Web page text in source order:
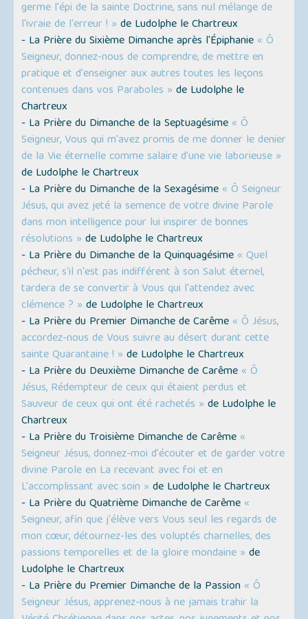
germe l'épi de la sainte Doctrine, sans nul mélange de
l'ivraie de l'erreur ! » de Ludolphe le Chartreux
- La Prière du Sixième Dimanche après l'Épiphanie « Ô
Seigneur, donnez-nous de comprendre, de mettre en
pratique et d'enseigner aux autres toutes les leçons
contenues dans vos Paraboles » de Ludolphe le
Chartreux
- La Prière du Dimanche de la Septuagésime « Ô
Seigneur, Vous qui m'avez promis de me donner le denier
de la Vie éternelle comme salaire d'une vie laborieuse »
de Ludolphe le Chartreux
- La Prière du Dimanche de la Sexagésime « Ô Seigneur
Jésus, qui avez jeté la semence de votre divine Parole
dans mon intelligence pour lui inspirer de bonnes
résolutions » de Ludolphe le Chartreux
- La Prière du Dimanche de la Quinquagésime « Quel
pécheur, s'il n'est pas indifférent à son Salut éternel,
tardera de se convertir à Vous qui l'attendez avec
clémence ? » de Ludolphe le Chartreux
- La Prière du Premier Dimanche de Carême « Ô Jésus,
accordez-nous de Vous suivre au désert durant cette
sainte Quarantaine ! » de Ludolphe le Chartreux
- La Prière du Deuxième Dimanche de Carême « Ô
Jésus, Rédempteur de ceux qui étaient perdus et
Sauveur de ceux qui ont été rachetés » de Ludolphe le
Chartreux
- La Prière du Troisième Dimanche de Carême «
Seigneur Jésus, donnez-moi d'écouter et de garder votre
divine Parole en La recevant avec foi et en
L'accomplissant avec soin » de Ludolphe le Chartreux
- La Prière du Quatrième Dimanche de Carême «
Seigneur, afin que j'élève vers Vous seul les regards de
mon cœur, détournez-les des voluptés charnelles, des
passions temporelles et de la gloire mondaine » de
Ludolphe le Chartreux
- La Prière du Premier Dimanche de la Passion « Ô
Seigneur Jésus, apprenez-nous à ne jamais trahir la